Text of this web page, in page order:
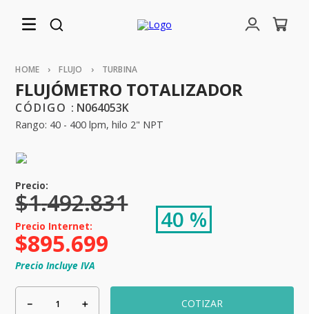
FLUJO TURBINA
FLUJÓMETRO TOTALIZADOR
: N064053K
Rango: 40 - 400 lpm, hilo 2" NPT
$1.492.831
40 %
$895.699
Precio Incluye IVA
＋
－ COTIZAR